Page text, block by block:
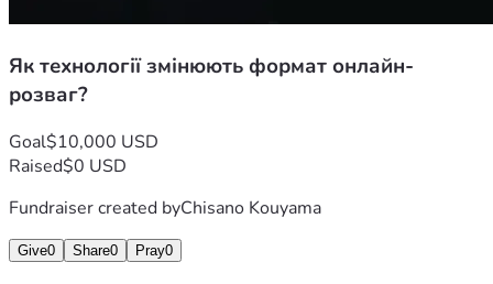
Крім того, технології сприяють підвищенню якості
взаємодії між користувачами та сервісами. Інтерактивні
чати, системи миттєвого зворотного зв’язку та розумні
служби підтримки дозволяють швидко вирішувати
питання та отримувати необхідну допомогу. Це створює
більш комфортне середовище та допомагає формувати
довіру до платформи.
Суттєво змінюється і сам підхід до створення цифрового
Як технології змінюють формат онлайн-
розваг?
Goal$10,000 USD
Raised$0 USD
Fundraiser created byChisano Kouyama
Give0 Share0 Pray0